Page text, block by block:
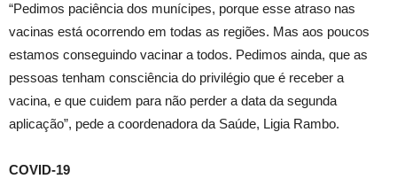
“Pedimos paciência dos munícipes, porque esse atraso nas
vacinas está ocorrendo em todas as regiões. Mas aos poucos
estamos conseguindo vacinar a todos. Pedimos ainda, que as
pessoas tenham consciência do privilégio que é receber a
vacina, e que cuidem para não perder a data da segunda
aplicação”, pede a coordenadora da Saúde, Ligia Rambo.
COVID-19